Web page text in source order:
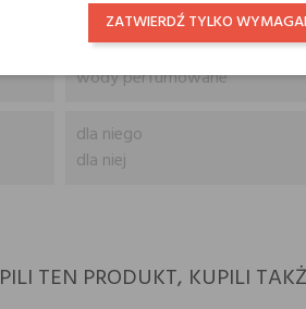
Nuty wodne, Białe piżmo i Cedr
wody perfumowane
dla niego
dla niej
TEN PRODUKT, KUPILI
ZATWIERDŹ TYLKO